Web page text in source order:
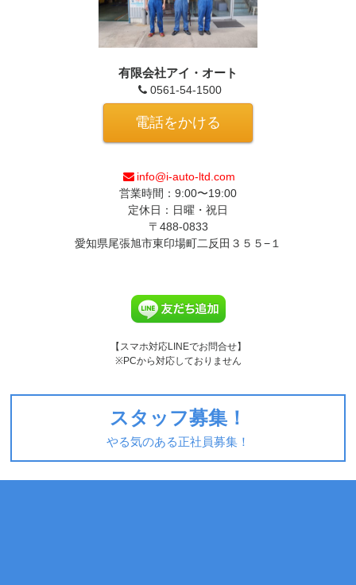
有限会社アイ・オート
0561-54-1500
電話をかける
info@i-auto-ltd.com
営業時間：9:00〜19:00
定休日：日曜・祝日
〒488-0833
愛知県尾張旭市東印場町二反田３５５−１
【スマホ対応LINEでお問合せ】
※PCから対応しておりません
スタッフ募集！
やる気のある正社員募集！